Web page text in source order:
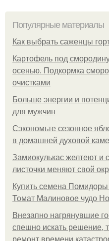
Популярные материалы
Как выбрать саженцы
Картофель под
осенью. Подкормка
очистками
Больше энергии и
для мужчин
Сэкономьте сезонное
в домашней духовой
Замиокулькас желтеют и
листочки меняют свой
Купить семена
Томат Малиновое чудо
Внезапно нагрянувшие
спешно искать решение,